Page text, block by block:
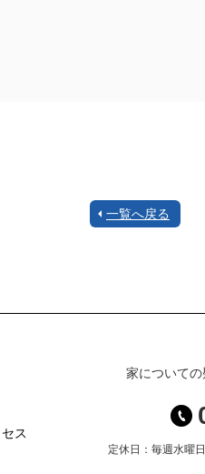
一覧へ戻る
ス
家について
定休日：毎週水曜